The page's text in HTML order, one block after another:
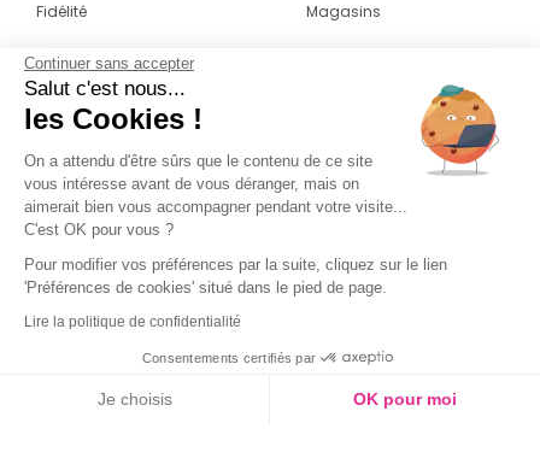
Fidélité
Magasins
CONTACT
04 42 20 78 42
Du lundi au jeudi de 8h30 à 16h30 & le
vendredi de 8h30 à 15h30
Continuer sans accepter
Salut c'est nous...
les Cookies !
On a attendu d'être sûrs que le contenu de ce site
vous intéresse avant de vous déranger, mais on
aimerait bien vous accompagner pendant votre visite...
C'est OK pour vous ?
Pour modifier vos préférences par la suite, cliquez sur le lien
'Préférences de cookies' situé dans le pied de page.
Lire la politique de confidentialité
Consentements certifiés par
Je choisis OK pour moi